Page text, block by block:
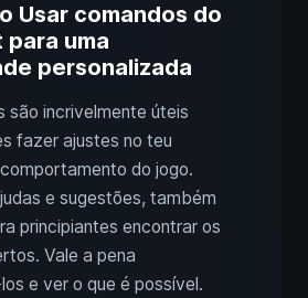
Usar comandos do
uma
personalizada
são incrivelmente úteis
fazer ajustes no teu
do jogo.
e sugestões, também
principiantes encontrar os
Vale a pena
e ver o que é possível.